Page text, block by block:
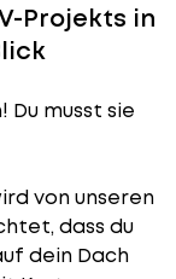
Projekts in
Du musst sie
von unseren
dass du
dein Dach